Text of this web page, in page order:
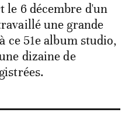
6 décembre d'un
une grande
ce 51e album studio,
dizaine de